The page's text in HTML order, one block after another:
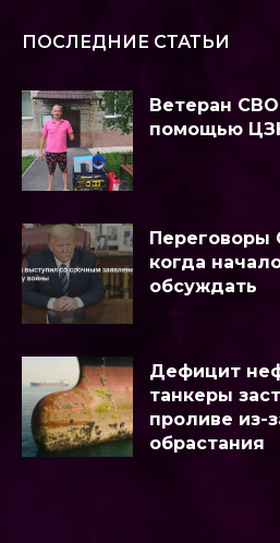
ПОСЛЕДНИЕ СТАТЬИ
Ветеран
помощью
Переговоры
когда
обсуждать
Дефицит
танкеры
проливе из-
обрастания